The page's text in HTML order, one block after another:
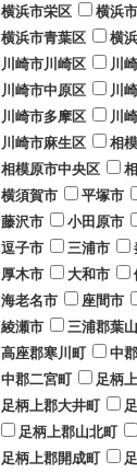
横浜市栄区
横浜
横浜市青葉区
横
川崎市川崎区
川
川崎市中原区
川
川崎市多摩区
川
川崎市麻生区
相
相模原市中央区
横須賀市
平塚市
藤沢市
小田原市
逗子市
三浦市
厚木市
大和市
海老名市
座間市
綾瀬市
三浦郡葉
高座郡寒川町
中
中郡二宮町
足柄
足柄上郡大井町
足柄上郡山北町
足柄上郡開成町